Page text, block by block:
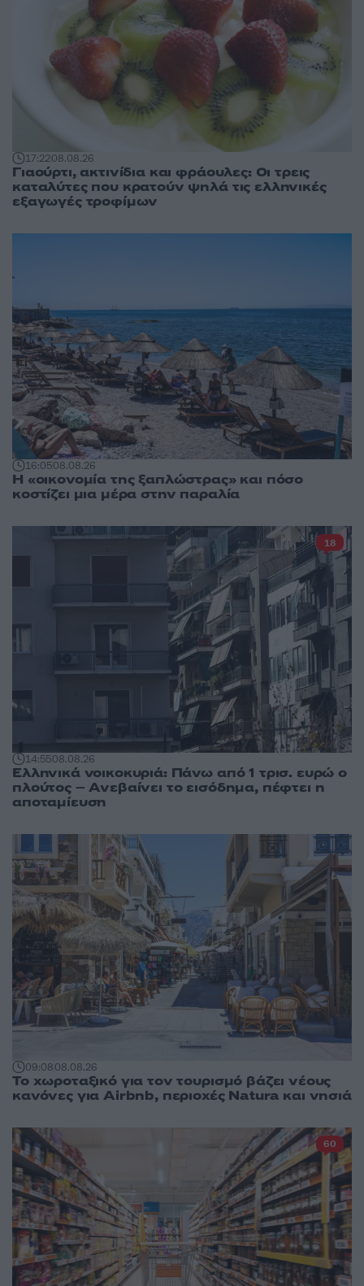
17:2208.08.26
Γιαούρτι, ακτινίδια και φράουλες: Οι τρεις
καταλύτες που κρατούν ψηλά τις ελληνικές
εξαγωγές τροφίμων
16:0508.08.26
Η «οικονομία της ξαπλώστρας» και πόσο
κοστίζει μια μέρα στην παραλία
14:5508.08.26
Ελληνικά νοικοκυριά: Πάνω από 1 τρισ. ευρώ ο
πλούτος – Ανεβαίνει το εισόδημα, πέφτει η
αποταμίευση
18
09:0808.08.26
Το χωροταξικό για τον τουρισμό βάζει νέους
κανόνες για Airbnb, περιοχές Natura και νησιά
60